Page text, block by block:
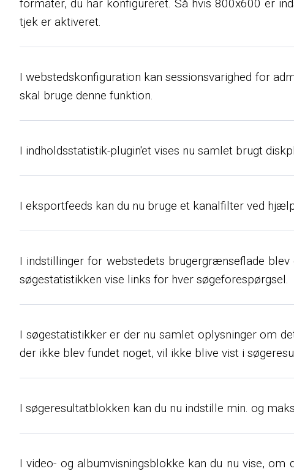
formater, du har konfigureret. Så hvis 800x600 er
tjek er aktiveret.
I webstedskonfiguration kan sessionsvarighed for
skal bruge denne funktion.
I indholdsstatistik-plugin'et vises nu samlet brugt
I eksportfeeds kan du nu bruge et kanalfilter ved
I indstillinger for webstedets brugergrænseflade
søgestatistikken vise links for hver søgeforespørgsel.
I søgestatistikker er der nu samlet oplysninger om
der ikke blev fundet noget, vil ikke blive vist i
I søgeresultatblokken kan du nu indstille min. og
I video- og albumvisningsblokke kan du nu vise,